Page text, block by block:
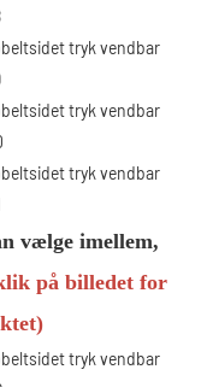
vælge imellem,
på billedet for